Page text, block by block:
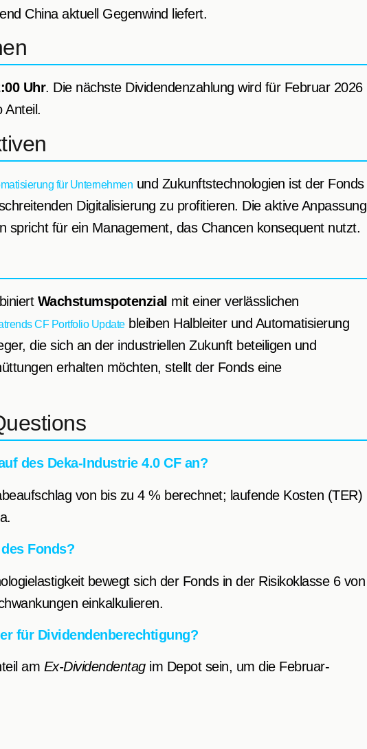
China aktuell Gegenwind liefert.
Uhr. Die nächste Dividendenzahlung wird für Februar 2026
für Unternehmen und Zukunftstechnologien ist der Fonds
Digitalisierung zu profitieren. Die aktive Anpassung
spricht für ein Management, das Chancen konsequent nutzt.
Wachstumspotenzial mit einer verlässlichen
CF Portfolio Updatebleiben Halbleiter und Automatisierung
die sich an der industriellen Zukunft beteiligen und
erhalten möchten, stellt der Fonds eine
des Deka-Industrie 4.0 CF an?
von bis zu 4 % berechnet; laufende Kosten (TER)
Fonds?
bewegt sich der Fonds in der Risikoklasse 6 von
einkalkulieren.
für Dividendenberechtigung?
am Ex-Dividendentagim Depot sein, um die Februar-